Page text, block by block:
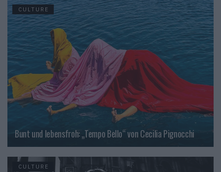
CULTURE
Bunt und lebensfroh: „Tempo Bello“ von Cecilia Pignocchi
CULTURE